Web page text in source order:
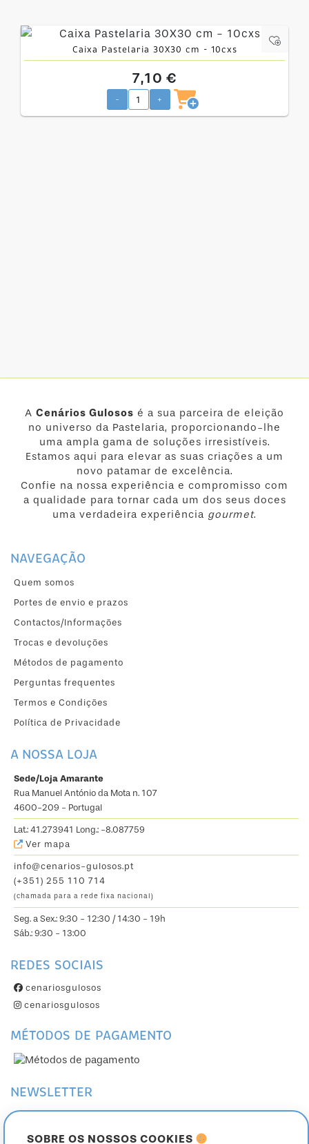
Caixa Pastelaria 30X30 cm - 10cxs
7,10 €
- +
A Cenários Gulosos é a sua parceira de eleição
no universo da Pastelaria, proporcionando-lhe
uma ampla gama de soluções irresistíveis.
Estamos aqui para elevar as suas criações a um
novo patamar de excelência.
Confie na nossa experiência e compromisso com
a qualidade para tornar cada um dos seus doces
uma verdadeira experiência gourmet.
NAVEGAÇÃO
Quem somos
Portes de envio e prazos
Contactos/Informações
Trocas e devoluções
Métodos de pagamento
Perguntas frequentes
Termos e Condições
Política de Privacidade
A NOSSA LOJA
Sede/Loja Amarante
Rua Manuel António da Mota n. 107
4600-209 - Portugal
Lat.: 41.273941 Long.: -8.087759
Ver mapa
info@cenarios-gulosos.pt
(+351) 255 110 714
(chamada para a rede fixa nacional)
Seg. a Sex.: 9:30 - 12:30 / 14:30 - 19h
Sáb.: 9:30 - 13:00
REDES SOCIAIS
cenariosgulosos
cenariosgulosos
MÉTODOS DE PAGAMENTO
NEWSLETTER
Cancele a sua subscrição
SOBRE OS NOSSOS COOKIES